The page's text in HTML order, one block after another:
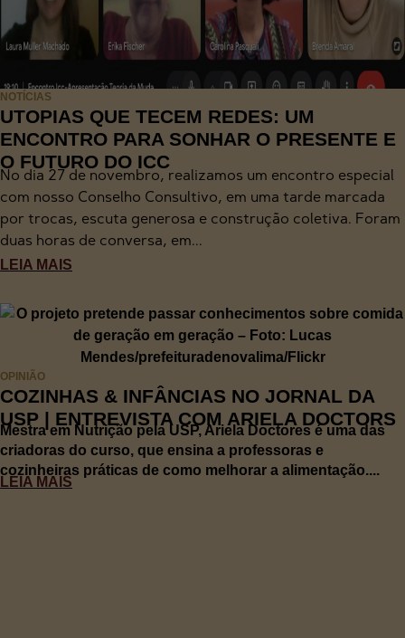
NOTÍCIAS
UTOPIAS QUE TECEM REDES: UM
ENCONTRO PARA SONHAR O PRESENTE E
O FUTURO DO ICC
No dia 27 de novembro, realizamos um encontro especial
com nosso Conselho Consultivo, em uma tarde marcada
por trocas, escuta generosa e construção coletiva. Foram
duas horas de conversa, em...
LEIA MAIS
OPINIÃO
COZINHAS & INFÂNCIAS NO JORNAL DA
USP | ENTREVISTA COM ARIELA DOCTORS
Mestra em Nutrição pela USP, Ariela Doctores é uma das
criadoras do curso, que ensina a professoras e
cozinheiras práticas de como melhorar a alimentação....
LEIA MAIS